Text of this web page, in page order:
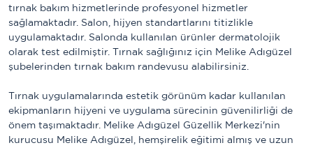
tırnak bakım hizmetlerinde profesyonel hizmetler
sağlamaktadır. Salon, hijyen standartlarını titizlikle
uygulamaktadır. Salonda kullanılan ürünler dermatolojik
olarak test edilmiştir. Tırnak sağlığınız için Melike Adıgüzel
şubelerinden tırnak bakım randevusu alabilirsiniz.
Tırnak uygulamalarında estetik görünüm kadar kullanılan
ekipmanların hijyeni ve uygulama sürecinin güvenilirliği de
önem taşımaktadır. Melike Adıgüzel Güzellik Merkezi'nin
kurucusu Melike Adıgüzel, hemşirelik eğitimi almış ve uzun